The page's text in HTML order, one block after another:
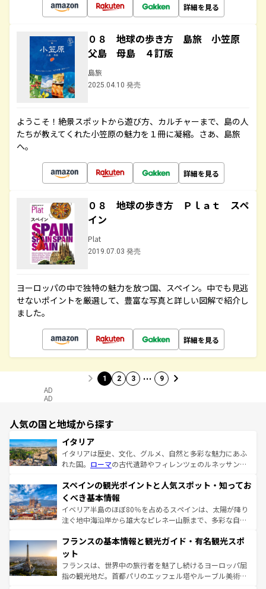
詳細を見る
０８ 地球の歩き方 島旅 小笠原
父島 母島 ４訂版
島旅
2025.04.10 発売
ようこそ！絶景スポットから遊び方、カルチャーまで、島の人
たちが教えてくれた小笠原の魅力を１冊に凝縮。さあ、島旅
へ。
詳細を見る
０８ 地球の歩き方 Ｐｌａｔ スペ
イン
Plat
2019.07.03 発売
ヨーロッパの中で独特の魅力を放つ国、スペイン。中でも見逃
せないポイントを厳選して、豊富な写真と詳しい図解で紹介し
ました。
詳細を見る
1 2 3 … 9
AD
AD
人気の国と地域から探す
イタリア
イタリアは歴史、文化、グルメ、自然と多彩な魅力にあふ
れた国。 ローマの古代遺跡やフィレンツェのルネッサンス
ろん、トスカーナの美しい田園風景やアマルフィ海岸の絶
景など、自然景観も見逃せない。観光の合間には、本場の
ピザやパスタなど、絶品のイタリア料理を堪能することも
できる。朝目覚めてから夜眠るまで、すべての瞬間を楽し
なお、新着のイタリア情報はコンテンツ一覧を参照してほ
しい。
スペインの観光ポイントと人気スポット・知ってお
くべき基本情報
イベリア半島のほぼ80％を占めるスペインは、太陽が降り
注ぐ地中海沿岸から雄大なピレネー山脈まで、多彩な自然
文化が根付くこの国では、情熱的なフラメンコ、熱気あふ
れる闘牛、そして美味しいタパスが生活の一部となってい
る。首都マドリードの洗練された雰囲気や、バルセロナの
アートに溢れた街角から、地方では古代ローマ遺跡や中世
フランスの基本情報と観光ガイド・有名観光スポ
ット
フランスは、世界中の旅行者を魅了し続けるヨーロッパ屈
指の観光地だ。首都パリのエッフェル塔やルーブル美術館